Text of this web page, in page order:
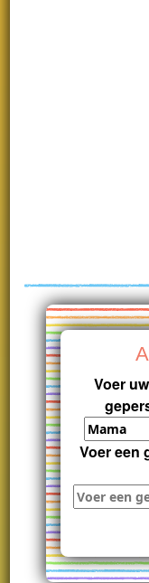
Voer
Voer een